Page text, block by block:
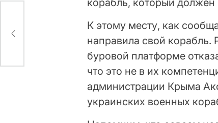
корабль, который
К этому месту, как
направила свой корабль.
буровой платформе
что это не в их
администрации Крыма
украинских военных